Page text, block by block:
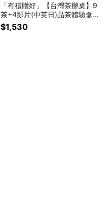
「有禮贈好」【台灣茶辦桌】9
茶+4影片(中英日)品茶體驗盒~
好喝好玩的習茶禮盒 「快速出
貨」
$1,530